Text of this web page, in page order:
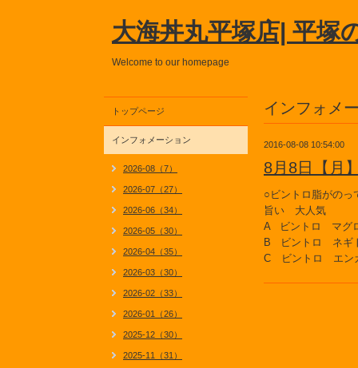
大海丼丸平塚店| 平塚
Welcome to our homepage
インフォメ
2016-08-08 10:54:00
8月8日【月
○ビントロ脂がのっ
旨い 大人気
A ビントロ マグ
B ビントロ ネギ
C ビントロ エン
トップページ
インフォメーション
2026-08（7）
2026-07（27）
2026-06（34）
2026-05（30）
2026-04（35）
2026-03（30）
2026-02（33）
2026-01（26）
2025-12（30）
2025-11（31）